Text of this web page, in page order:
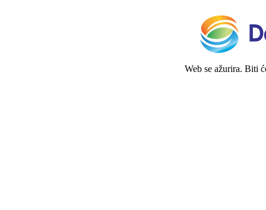
Web se ažurira. Biti